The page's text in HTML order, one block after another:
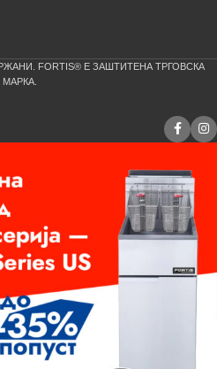
FORTIS® Е ЗАШТИТЕНА ТРГОВСКА
МАРКА.